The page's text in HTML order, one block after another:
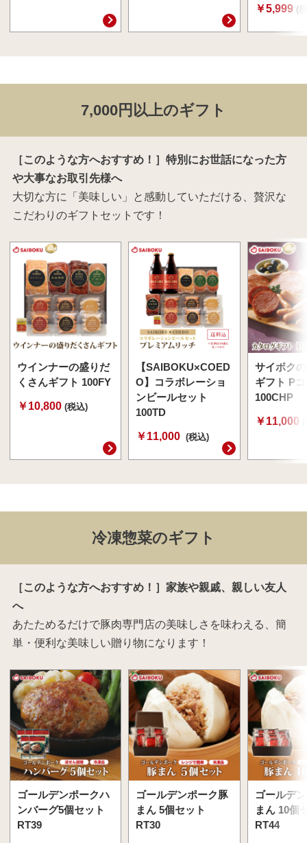
￥5,999 (
7,000円以上のギフト
［このような方へおすすめ！］特別にお世話になった方
や大事なお取引先様へ
大切な方に「美味しい」と感動していただける、贅沢な
こだわりのギフトセットです！
ウインナーの盛りだ
くさんギフト 100FY
￥10,800 (税込)
【SAIBOKU×COED
O】コラボレーショ
ンビールセット
100TD
￥11,000 (税込)
サイボク
ギフト P
100CHP
￥11,000
冷凍惣菜のギフト
［このような方へおすすめ！］家族や親戚、親しい友人
へ
あたためるだけで豚肉専門店の美味しさを味わえる、簡
単・便利な美味しい贈り物になります！
ゴールデンポークハ
ンバーグ5個セット
RT39
ゴールデンポーク豚
まん 5個セット
RT30
ゴールデ
まん 10個
RT44